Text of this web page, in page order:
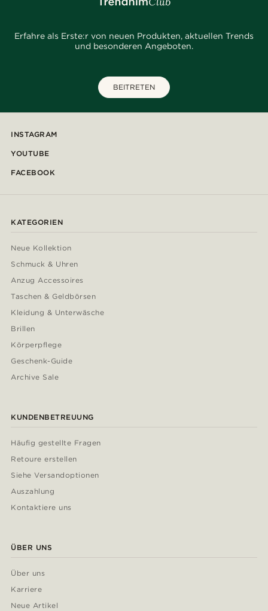
Erfahre als Erste:r von neuen Produkten, aktuellen Trends
und besonderen Angeboten.
BEITRETEN
INSTAGRAM
YOUTUBE
FACEBOOK
KATEGORIEN
Neue Kollektion
Schmuck & Uhren
Anzug Accessoires
Taschen & Geldbörsen
Kleidung & Unterwäsche
Brillen
Körperpflege
Geschenk-Guide
Archive Sale
KUNDENBETREUUNG
Häufig gestellte Fragen
Retoure erstellen
Siehe Versandoptionen
Auszahlung
Kontaktiere uns
ÜBER UNS
Über uns
Karriere
Neue Artikel